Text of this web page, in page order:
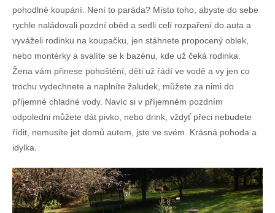
pohodlné koupání. Není to paráda? Místo toho, abyste do sebe
rychle naládovali pozdní oběd a sedli celí rozpaření do auta a
vyváželi rodinku na koupačku, jen stáhnete propocený oblek,
nebo montérky a svalíte se k bazénu, kde už čeká rodinka.
Žena vám přinese pohoštění, děti už řádí ve vodě a vy jen co
trochu vydechnete a naplníte žaludek, můžete za nimi do
příjemné chladné vody. Navíc si v příjemném pozdním
odpoledni můžete dát pivko, nebo drink, vždyť přeci nebudete
řídit, nemusíte jet domů autem, jste ve svém. Krásná pohoda a
idylka.